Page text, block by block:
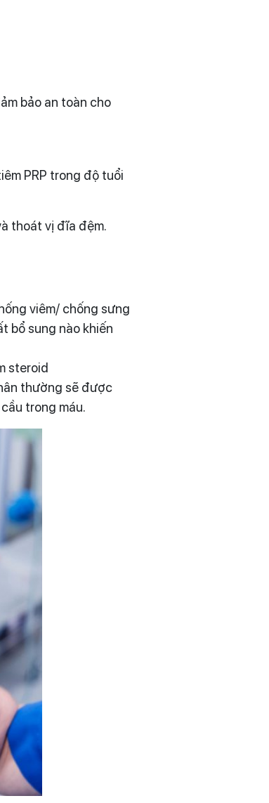
bảo an toàn cho
PRP trong độ tuổi
thoát vị đĩa đệm.
viêm/ chống sưng
bổ sung nào khiến
steroid
thường sẽ được
trong máu.